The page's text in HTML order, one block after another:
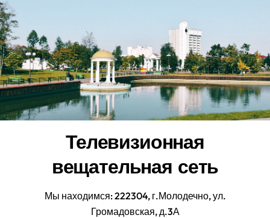
Перейти
к
содержанию
Телевизионная
вещательная сеть
Мы находимся: 222304, г.Молодечно, ул.
Громадовская, д.3А